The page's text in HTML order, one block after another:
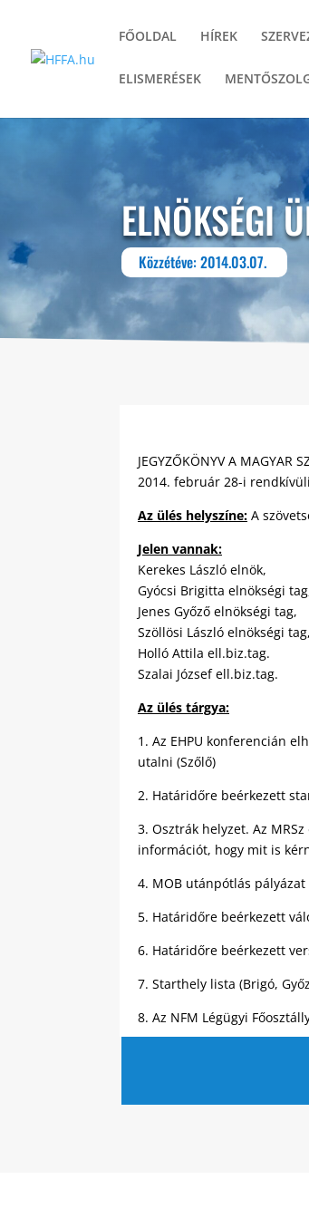
FŐOLDAL HÍREK
ELISMERÉSEK
ELNÖKSÉGI
Közzétéve: 2014.03.07.
JEGYZŐKÖNYV A MAGYAR
2014. február 28-i
Az ülés helyszíne: A
Jelen vannak:
Kerekes László elnök,
Gyócsi Brigitta elnökségi
Jenes Győző elnökségi tag,
Szöllösi László elnökségi tag,
Holló Attila ell.biz.tag.
Szalai József ell.biz.tag.
Az ülés tárgya:
1. Az EHPU konferencián
utalni (Szőlő)
2. Határidőre beérkezett
3. Osztrák helyzet. Az
információt, hogy mit is
4. MOB utánpótlás
5. Határidőre beérkezett
6. Határidőre beérkezett
7. Starthely lista (Brigó,
8. Az NFM Légügyi